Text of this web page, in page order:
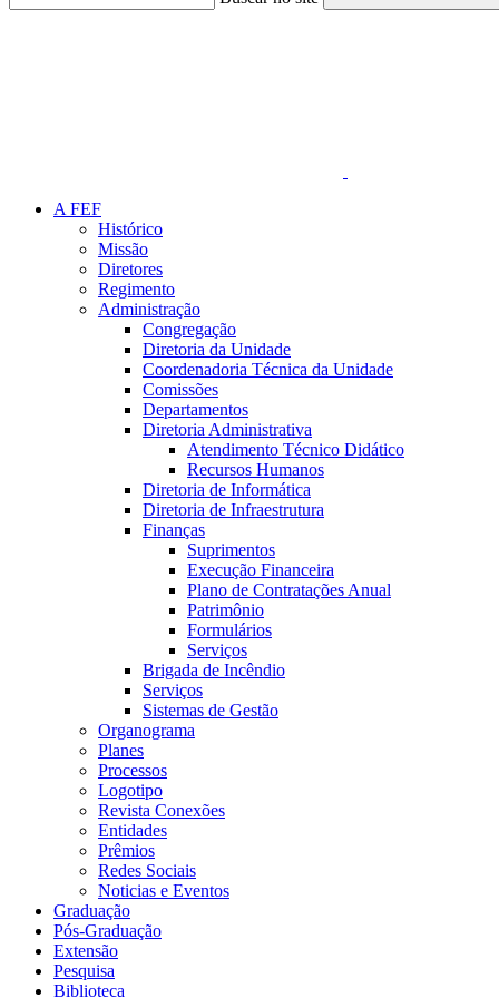
A FEF
Histórico
Missão
Diretores
Regimento
Administração
Congregação
Diretoria da Unidade
Coordenadoria Técnica da Unidade
Comissões
Departamentos
Diretoria Administrativa
Atendimento Técnico Didático
Recursos Humanos
Diretoria de Informática
Diretoria de Infraestrutura
Finanças
Suprimentos
Execução Financeira
Plano de Contratações Anual
Patrimônio
Formulários
Serviços
Brigada de Incêndio
Serviços
Sistemas de Gestão
Organograma
Planes
Processos
Logotipo
Revista Conexões
Entidades
Prêmios
Redes Sociais
Noticias e Eventos
Graduação
Pós-Graduação
Extensão
Pesquisa
Biblioteca